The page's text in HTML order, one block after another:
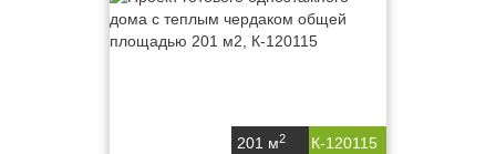
К-120115
201 м2